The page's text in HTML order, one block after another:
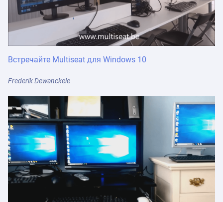
Встречайте Multiseat для Windows 10
Frederik Dewanckele